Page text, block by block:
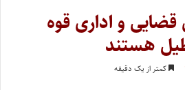
و اداری قوه
هستند
کمتر از یک دقیقه